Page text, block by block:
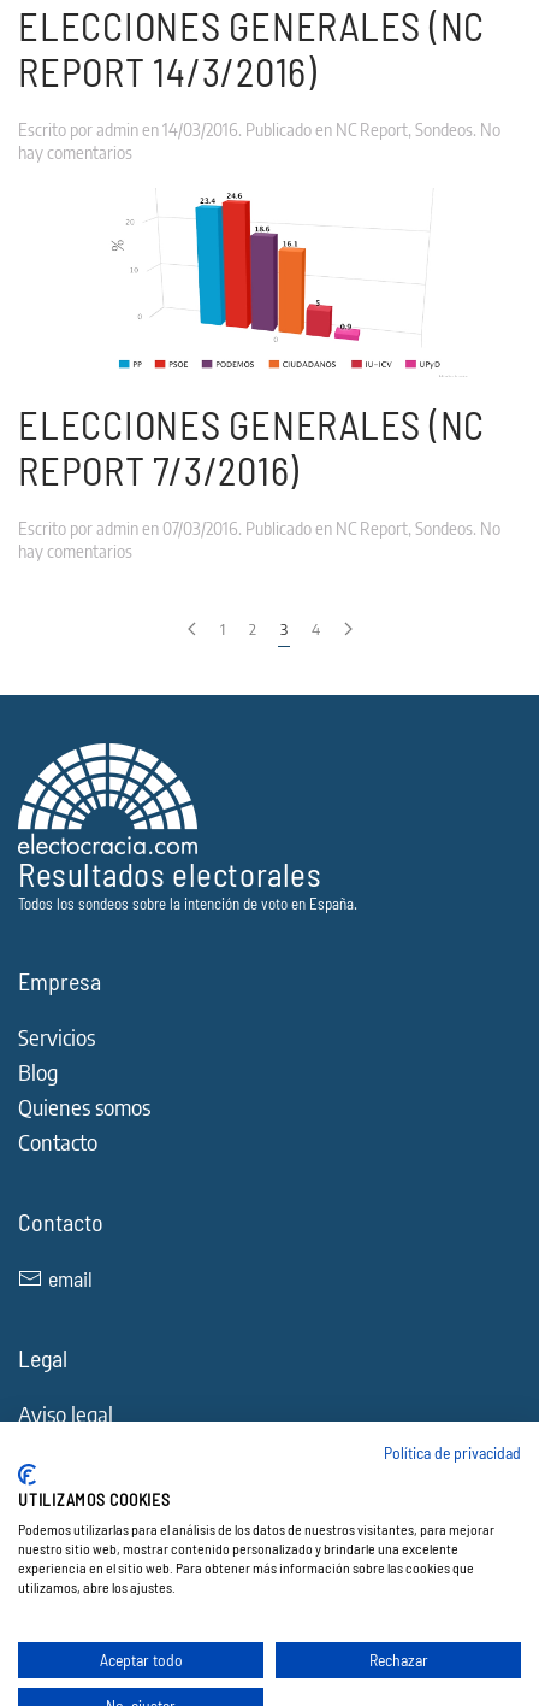
ELECCIONES GENERALES (NC
REPORT 14/3/2016)
Escrito poradminen14/03/2016. Publicado en NC Report, Sondeos. No
hay comentariosen
(NC
14/3/2016)
ELECCIONES GENERALES (NC
REPORT 7/3/2016)
Escrito poradminen 07/03/2016. Publicado en NC Report, Sondeos. No
hay comentariosen
1 2 3 4
Resultados electorales
Todos los sondeos sobre la intención de voto en España.
Empresa
Servicios
Blog
Quienes somos
Contacto
Contacto
email
Legal
Aviso legal
Política de privacidad
Accesibilidad
Web creada por ♥Exprime Creatividad.
Política de privacidad
UTILIZAMOS COOKIES
Podemos utilizarlas para el análisis de los datos de nuestros visitantes, para mejorar
nuestro sitio web, mostrar contenido personalizado y brindarle una excelente
experiencia en el sitio web. Para obtener más información sobre las cookies que
utilizamos, abre los ajustes.
Aceptar todo Rechazar